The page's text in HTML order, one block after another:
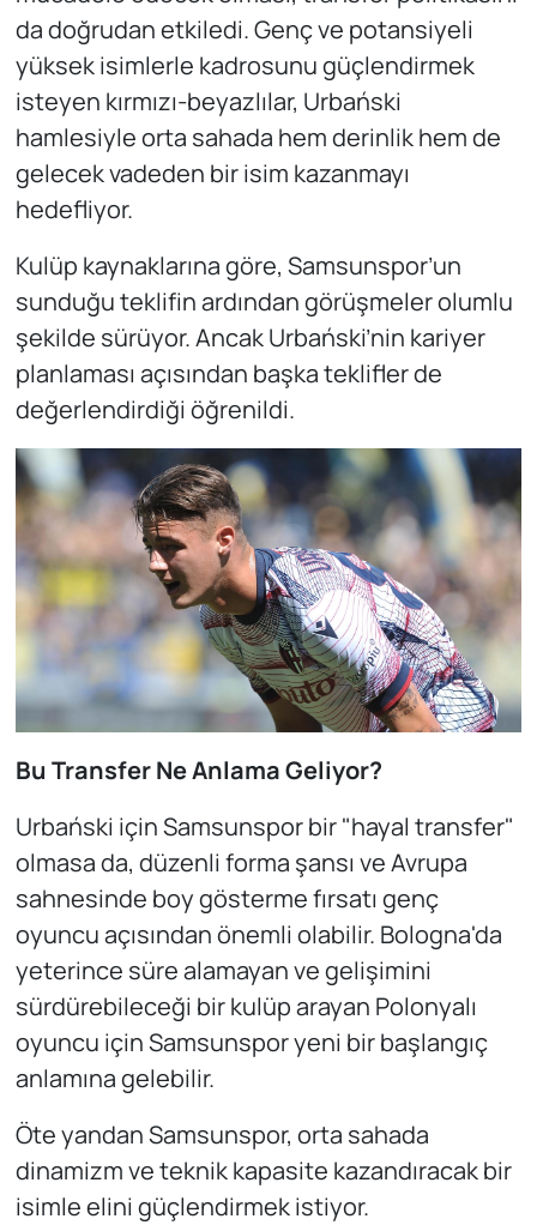
da doğrudan etkiledi. Genç ve potansiyeli
yüksek isimlerle kadrosunu güçlendirmek
isteyen kırmızı-beyazlılar, Urbański
hamlesiyle orta sahada hem derinlik hem de
gelecek vadeden bir isim kazanmayı
hedefliyor.
Kulüp kaynaklarına göre, Samsunspor’un
sunduğu teklifin ardından görüşmeler olumlu
şekilde sürüyor. Ancak Urbański’nin kariyer
planlaması açısından başka teklifler de
değerlendirdiği öğrenildi.
Bu Transfer Ne Anlama Geliyor?
Urbański için Samsunspor bir "hayal transfer"
olmasa da, düzenli forma şansı ve Avrupa
sahnesinde boy gösterme fırsatı genç
oyuncu açısından önemli olabilir. Bologna'da
yeterince süre alamayan ve gelişimini
sürdürebileceği bir kulüp arayan Polonyalı
oyuncu için Samsunspor yeni bir başlangıç
anlamına gelebilir.
Öte yandan Samsunspor, orta sahada
dinamizm ve teknik kapasite kazandıracak bir
isimle elini güçlendirmek istiyor.